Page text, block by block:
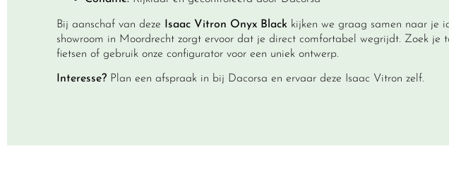
Bij aanschaf van deze Isaac Vitron Onyx Black kijken we graag samen naar je
showroom in Moordrecht zorgt ervoor dat je direct comfortabel wegrijdt. Zoek je
fietsen of gebruik onze configurator voor een uniek ontwerp.
Interesse? Plan een afspraak in bij Dacorsa en ervaar deze Isaac Vitron zelf.